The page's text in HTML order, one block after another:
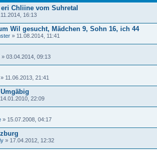
Chliine vom Suhretal
16:13
Wil gesucht, Mädchen 9, Sohn 16, ich 44
» 11.08.2014, 11:41
» 03.04.2014, 09:13
» 11.06.2013, 21:41
22:09
» 15.07.2008, 04:17
» 17.04.2012, 12:32